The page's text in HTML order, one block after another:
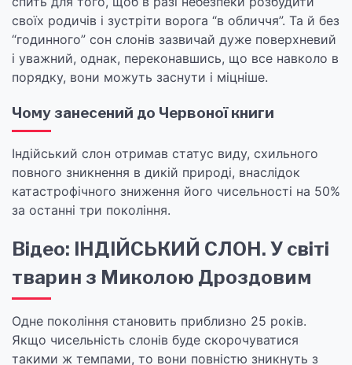
своїх родичів і зустріти ворога “в обличчя”. Та й без
“годинного” сон слонів зазвичай дуже поверхневий
і уважний, однак, переконавшись, що все навколо в
порядку, вони можуть заснути і міцніше.
Чому занесений до Червоної книги
Індійський слон отримав статус виду, схильного
повного зникнення в дикій природі, внаслідок
катастрофічного зниження його чисельності на 50%
за останні три покоління.
Відео: ІНДІЙСЬКИЙ СЛОН. У світі
тварин з Миколою Дроздовим
Одне покоління становить приблизно 25 років.
Якщо чисельність слонів буде скорочуватися
такими ж темпами, то вони повністю зникнуть з